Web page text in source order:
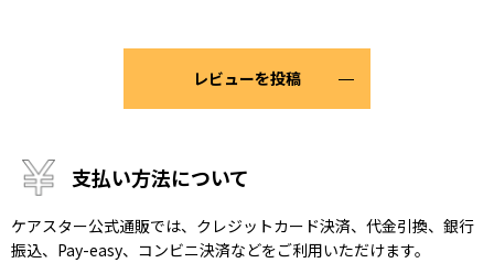
レビューを投稿
支払い方法について
ケアスター公式通販では、クレジットカード決済、代金引換、銀行
振込、Pay-easy、コンビニ決済などをご利用いただけます。